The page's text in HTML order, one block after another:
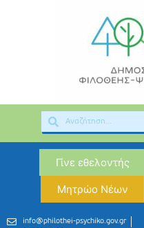
Γίνε εθελοντής
Μητρώο Νέων
info@philothei-psychiko.gov.gr